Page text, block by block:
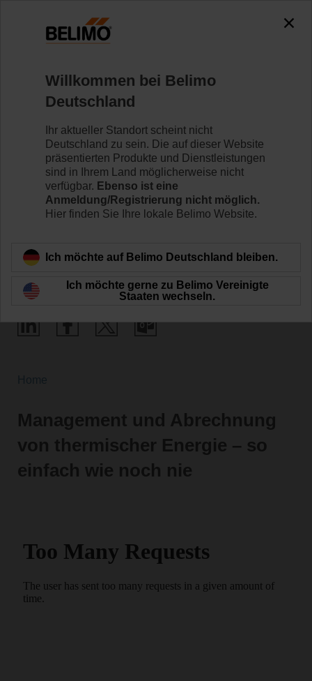
Belimo Energy
Valve™ und
thermischer
Energiezähler
Management und Abrechnung
von thermischer Energie – so
einfach wie noch nie
Willkommen bei Belimo
Deutschland
Ihr aktueller Standort scheint nicht
Deutschland zu sein. Die auf dieser Website
präsentierten Produkte und Dienstleistungen
sind in Ihrem Land möglicherweise nicht
verfügbar. Ebenso ist eine
Anmeldung/Registrierung nicht möglich.
Hier finden Sie Ihre lokale Belimo Website.
Ich möchte auf Belimo Deutschland bleiben.
Ich möchte gerne zu Belimo Vereinigte
Staaten wechseln.